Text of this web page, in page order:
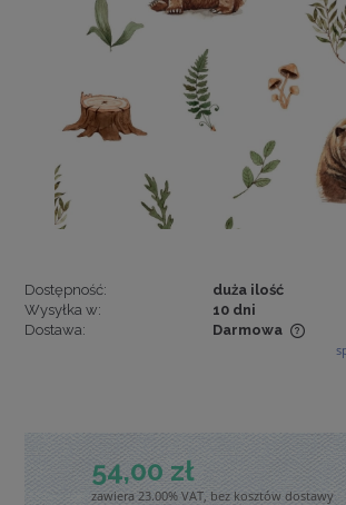
Dostępność:
duża ilość
Wysyłka w:
10 dni
Dostawa:
Darmowa
Cena nie zawiera ewentualnych
54,00 zł
zawiera 23.00% VAT, bez kosztów dostawy